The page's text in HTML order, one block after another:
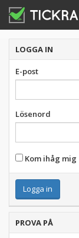
LOGGA IN
E-post
Lösenord
Kom ihåg mig
PROVA PÅ